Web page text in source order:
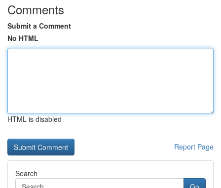
Comments
Submit a Comment
No HTML
HTML is disabled
Report Page
Search